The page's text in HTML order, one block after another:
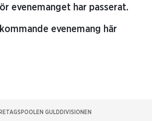
evenemanget har passerat.
evenemang här
GULDDIVISIONEN